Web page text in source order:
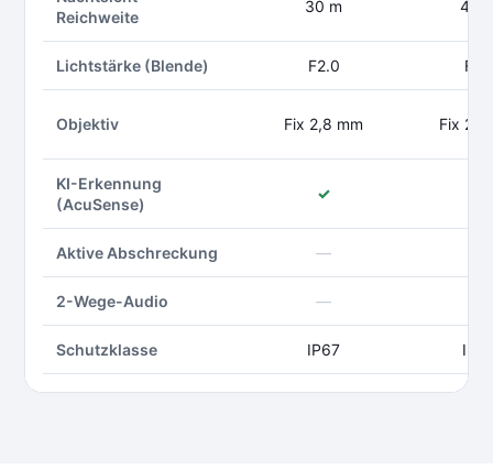
Reichweite
30 m 40
Lichtstärke (Blende) F2.0 F1.0
Objektiv Fix 2,8 mm Fix 2,8
KI-Erkennung
(AcuSense)
✓
Aktive Abschreckung —
2-Wege-Audio —
Schutzklasse IP67